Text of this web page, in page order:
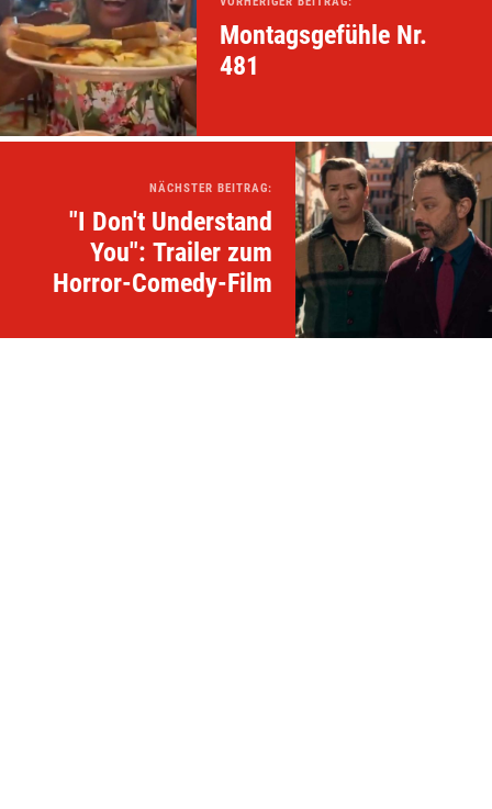
Montagsgefühle Nr.
481
NÄCHSTER BEITRAG:
"I Don't Understand
You": Trailer zum
Horror-Comedy-Film